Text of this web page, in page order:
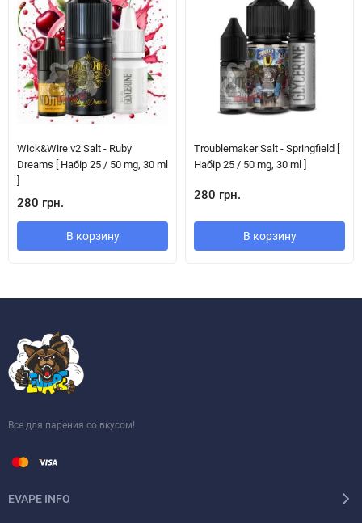
Wick&Wire v2 Salt - Ruby
Dreams [ Набір 25 / 50 mg, 30 ml
280 грн.
В корзину
Troublemaker Salt - Springfield [
Набір 25 / 50 mg, 30 ml ]
280 грн.
В корзину
Все для парения со вкусом!
EVAPE INFO